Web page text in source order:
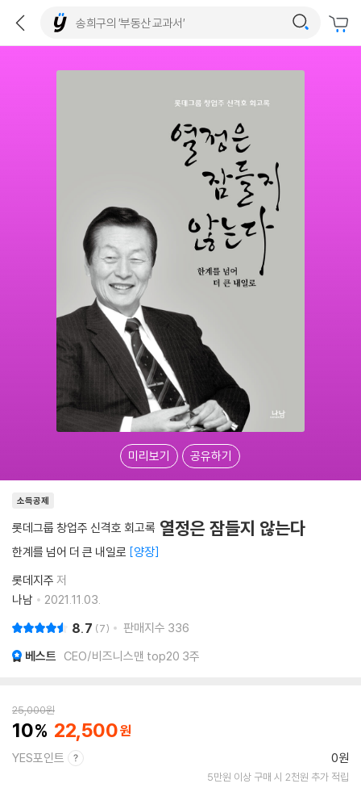
미리보기 공유하기
소득공제
롯데그룹 창업주 신격호 회고록 열정은 잠들지 않는다
한계를 넘어 더 큰 내일로 양장
롯데지주 저
나남
2021.11.03.
8.7 7 판매지수 336
베스트 CEO/비즈니스맨 top20 3주
25,000원
10 22,500
YES포인트 0원
5만원 이상 구매 시 2천원 추가 적립